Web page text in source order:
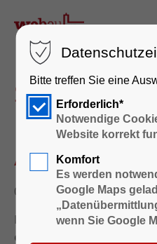
Spielplatz
/Stadtmauer
07.08.2014 15:30
Einige werden ihn bereits
einen neu angelegten
Bitte treffen Sie eine
Erforderlich*
Notwendige
Website korrekt
Komfort
Es werden
Google Maps
wenn Sie Google